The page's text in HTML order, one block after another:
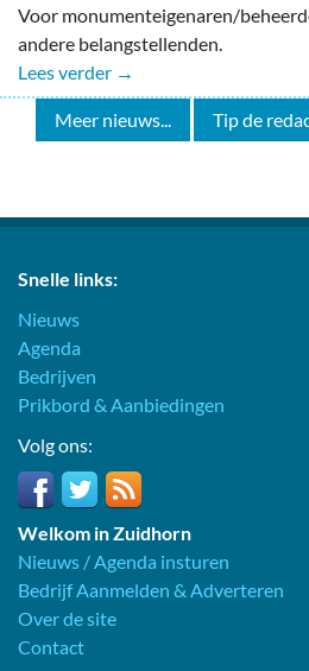
Voor monumenteigenaren/
andere belangstellenden.
Lees verder →
Meer nieuws... Tip de
Snelle links:
Nieuws
Agenda
Bedrijven
Prikbord & Aanbiedingen
Volg ons:
Welkom in Zuidhorn
Nieuws / Agenda insturen
Bedrijf Aanmelden & Adverteren
Over de site
Contact